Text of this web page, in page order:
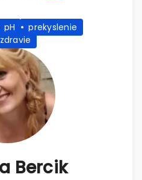
pH
prekyslenie
zdravie
Bercik